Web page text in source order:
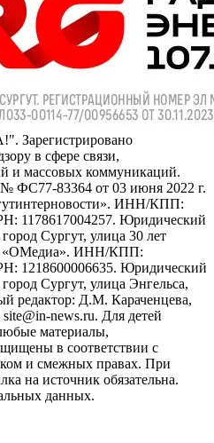
Зарегистрировано
в сфере связи,
и массовых коммуникаций.
ФС77-83364 от 03 июня 2022 г.
ИНН/КПП:
1178617004257. Юридический
Сургут, улица 30 лет
«ОМедиа». ИНН/КПП:
1218600006635. Юридический
Сургут, улица Энгельса,
редактор: Д.М. Караченцева,
news.ru. Для детей
материалы,
в соответствии с
и смежных правах. При
на источник обязательна.
данных.